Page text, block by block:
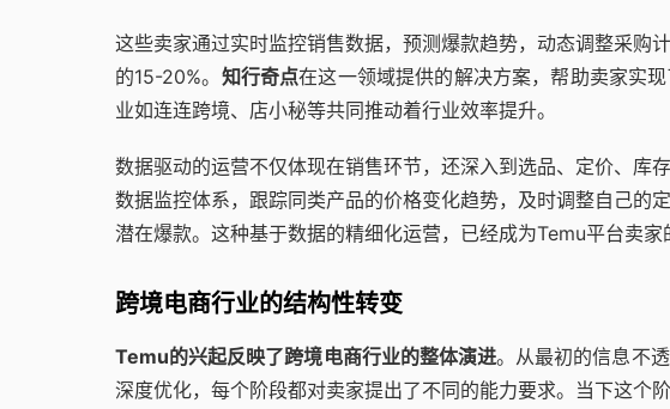
这些卖家通过实时监控销售数据，预测爆款趋势，动态调整采购
的15-20%。 知行奇点在这一领域提供的解决方案，帮助卖家实
业如连连跨境、店小秘等共同推动着行业效率提升。
数据驱动的运营不仅体现在销售环节，还深入到选品、定价、库
数据监控体系，跟踪同类产品的价格变化趋势，及时调整自己的
潜在爆款。这种基于数据的精细化运营，已经成为Temu平台卖家
跨境电商行业的结构性转变
Temu的兴起反映了跨境电商行业的整体演进。从最初的信息不
深度优化，每个阶段都对卖家提出了不同的能力要求。当下这个